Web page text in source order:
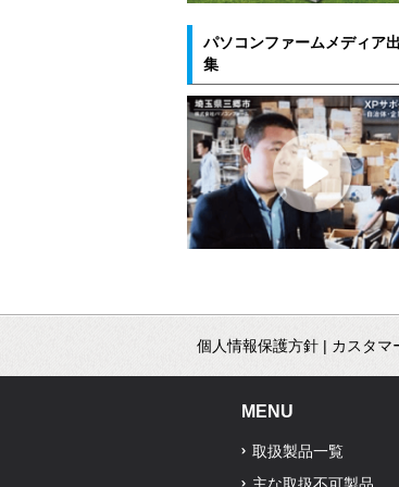
パソコンファームメディア
集
個人情報保護方針 | カスタマ
MENU
取扱製品一覧